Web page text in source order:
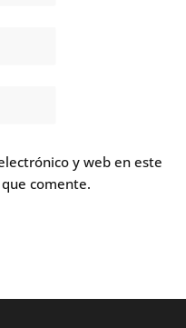
y web en este
comente.